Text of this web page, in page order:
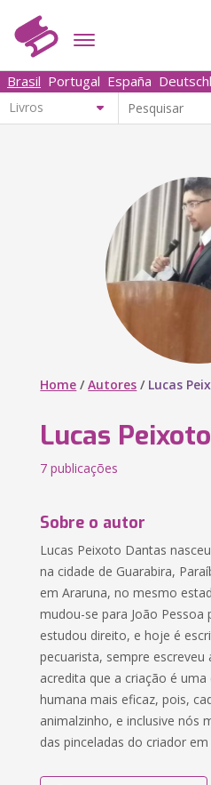
Brasil Portugal España
Home /Autores / Lucas
Lucas
7 publicações
Sobre o autor
Lucas Peixoto Dantas
na cidade de Guarabira,
em Araruna, no mesmo
mudou-se para João Pessoa
estudou direito, e hoje é
pecuarista, sempre
acredita que a criação é
humana mais eficaz, pois,
animalzinho, e inclusive nós
das pinceladas do criador